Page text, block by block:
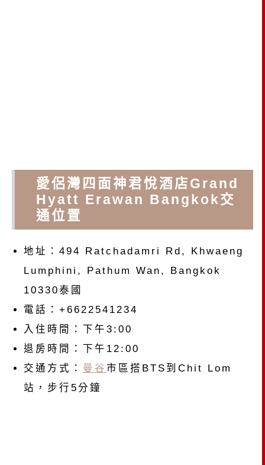
愛侶灣四面神君悅酒店Grand
Hyatt Erawan Bangkok交
通位置
地址：494 Ratchadamri Rd, Khwaeng
Lumphini, Pathum Wan, Bangkok
10330泰國
電話：+6622541234
入住時間：下午3:00
退房時間：下午12:00
交通方式： 曼谷 市區搭BTS到Chit Lom
站，步行5分鐘